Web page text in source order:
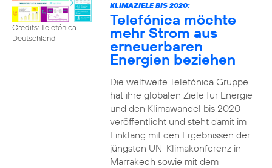
Credits: Telefónica
Deutschland
KLIMAZIELE BIS 2020:
Telefónica möchte
mehr Strom aus
erneuerbaren
Energien beziehen
Die weltweite Telefónica Gruppe
hat ihre globalen Ziele für Energie
und den Klimawandel bis 2020
veröffentlicht und steht damit im
Einklang mit den Ergebnissen der
jüngsten UN-Klimakonferenz in
Marrakech sowie mit dem